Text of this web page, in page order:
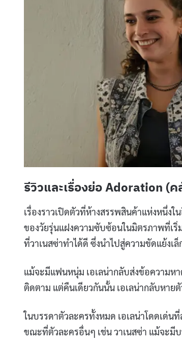
รีวิวและเรื่องย่อ Adoration (ค
เรื่องราวเปิดตัวที่ห้างสรรพสินค้าแห่งหนึ่ง
ของวัยรุ่นแฝงความซับซ้อนในมิตรภาพที่เริ่
ที่วาเนสซ่าทำได้ดี ซึ่งนำไปสู่ความขัดแย้งเ
แม้จะมีแฟนหนุ่ม เอเลน่ากลับส่งข้อความห
ติดตาม แต่คืนเดียวกันนั้น เอเลน่ากลับหาย
ในบรรดาตัวละครทั้งหมด เอเลน่าโดดเด่
ขณะที่ตัวละครอื่นๆ เช่น วาเนสซ่า แม้จะมี